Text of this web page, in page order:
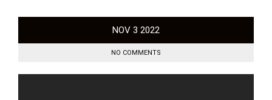
NOV 3 2022
NO COMMENTS